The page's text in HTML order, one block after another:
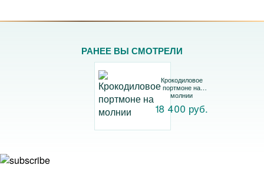
РАНЕЕ ВЫ СМОТРЕЛИ
Крокодиловое
портмоне на
молнии
18 400 руб.